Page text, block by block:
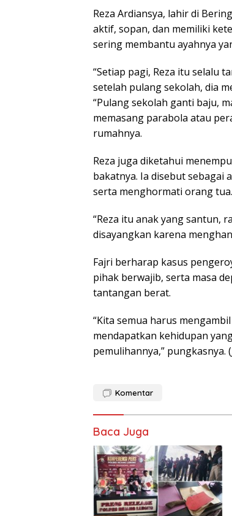
Reza Ardiansya, lahir di
aktif, sopan, dan memiliki
sering membantu ayahnya
“Setiap pagi, Reza itu selalu
setelah pulang sekolah, dia
“Pulang sekolah ganti baju,
memasang parabola atau
rumahnya.
Reza juga diketahui
bakatnya. Ia disebut sebagai
serta menghormati orang tua.
“Reza itu anak yang santun,
disayangkan karena
Fajri berharap kasus
pihak berwajib, serta masa
tantangan berat.
“Kita semua harus
mendapatkan kehidupan
pemulihannya,” pungkasnya.
Komentar
Baca Juga